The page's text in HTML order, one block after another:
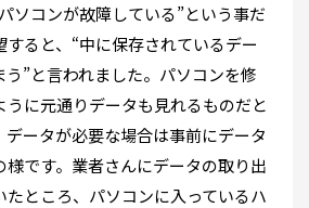
ソコンが故障している”という事だ
すると、“中に保存されているデー
”と言われました。パソコンを修
うに元通りデータも見れるものだと
データが必要な場合は事前にデータ
様です。業者さんにデータの取り出
たところ、パソコンに入っているハ